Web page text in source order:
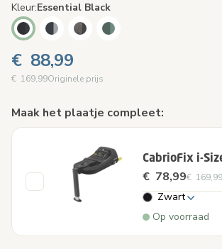
Kleur Essential Black
€ 88,99
€ 169,99Originele prijs
Maak het plaatje compleet:
CabrioFix i-
€ 78,99€ 169,99
Zwart
Op voorraad